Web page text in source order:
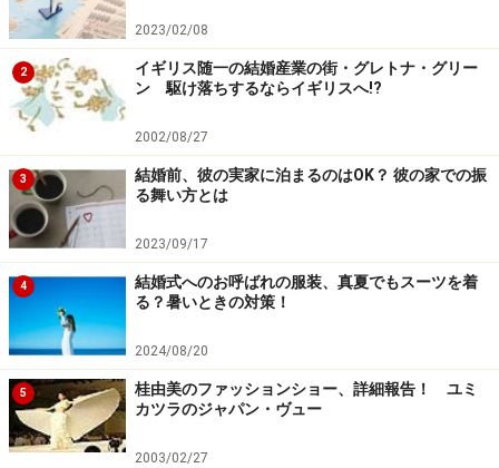
2023/02/08
2
イギリス随一の結婚産業の街・グレトナ・グリー
ン 駆け落ちするならイギリスへ!?
2002/08/27
3
結婚前、彼の実家に泊まるのはOK？ 彼の家での振
る舞い方とは
2023/09/17
4
結婚式へのお呼ばれの服装、真夏でもスーツを着
る？暑いときの対策！
2024/08/20
5
桂由美のファッションショー、詳細報告！ ユミ
カツラのジャパン・ヴュー
2003/02/27